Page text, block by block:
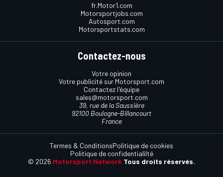
fr.Motor1.com
Motorsportjobs.com
Autosport.com
Motorsportstats.com
Contactez-nous
Votre opinion
Votre publicité sur Motorsport.com
Contactez l'équipe
sales@motorsport.com
39, rue de la Saussière
92100 Boulogne-Billancourt
France
© 2026 Motorsport Network Tous droits réservés.
Termes & ConditionsPolitique de cookies
Politique de confidentialilté